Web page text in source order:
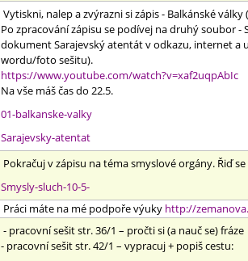
Vytiskni, nalep a zvýrazni si zápis - Balkánské
Po zpracování zápisu se podívej na druhý soubor
dokument Sarajevský atentát v odkazu, internet a
wordu/foto sešitu).
https://www.youtube.com/watch?v=xaf2uqpAbIc
Na vše máš čas do 22.5.
01-balkanske-valky
Sarajevsky-atentat
Pokračuj v zápisu na téma smyslové orgány. Řiď
Smysly-sluch-10-5-
Práci máte na mé podpoře výuky http://
- pracovní sešit str. 36/1 – pročti si (a nauč se) fráze
- pracovní sešit str. 42/1 – vypracuj + popiš cestu: